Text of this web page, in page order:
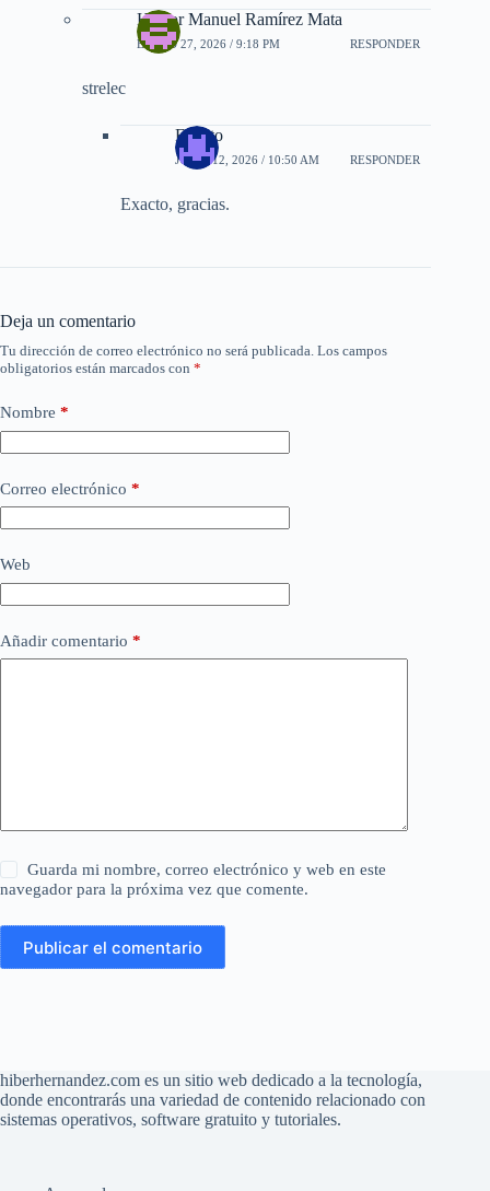
Héctor Manuel Ramírez Mata
ENERO 27, 2026 / 9:18 PM RESPONDER
strelec
Exacto
JULIO 12, 2026 / 10:50 AM RESPONDER
Exacto, gracias.
Deja un comentario
Tu dirección de correo electrónico no será publicada. Los campos
obligatorios están marcados con *
Nombre *
Correo electrónico *
Web
Añadir comentario *
Guarda mi nombre, correo electrónico y web en este
navegador para la próxima vez que comente.
Publicar el comentario
hiberhernandez.com es un sitio web dedicado a la tecnología,
donde encontrarás una variedad de contenido relacionado con
sistemas operativos, software gratuito y tutoriales.